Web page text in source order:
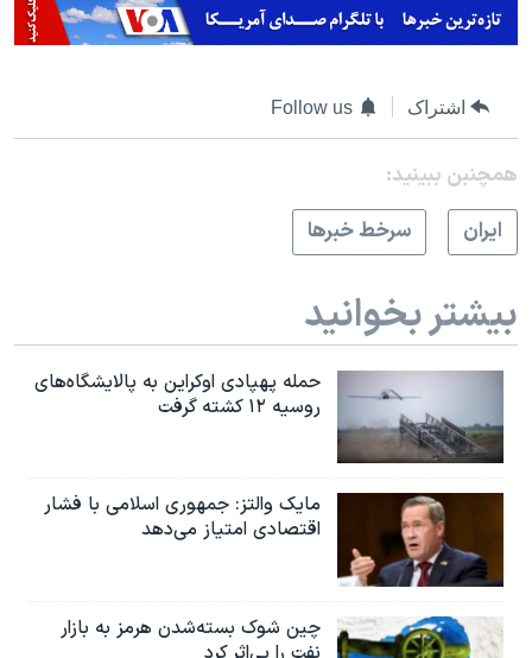
اشتراک Follow us
همچنبن ببینید:
ايران
سرخط خبرها
بیشتر بخوانید
حمله پهپادی اوکراین به پالایشگاه‌های
روسیه ۱۲ کشته گرفت
مایک والتز: جمهوری اسلامی با فشار
اقتصادی امتیاز می‌دهد
چین شوک بسته‌شدن هرمز به بازار